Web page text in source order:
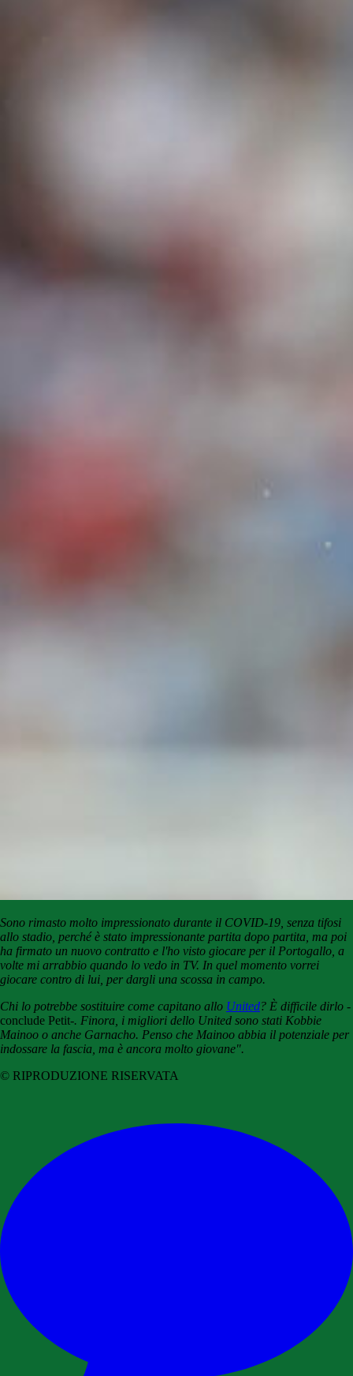
Sono rimasto molto impressionato durante il COVID-19, senza tifosi
allo stadio, perché è stato impressionante partita dopo partita, ma poi
ha firmato un nuovo contratto e l'ho visto giocare per il Portogallo, a
volte mi arrabbio quando lo vedo in TV. In quel momento vorrei
giocare contro di lui, per dargli una scossa in campo.
Chi lo potrebbe sostituire come capitano allo United? È difficile dirlo -
conclude Petit-. Finora, i migliori dello United sono stati Kobbie
Mainoo o anche Garnacho. Penso che Mainoo abbia il potenziale per
indossare la fascia, ma è ancora molto giovane".
© RIPRODUZIONE RISERVATA